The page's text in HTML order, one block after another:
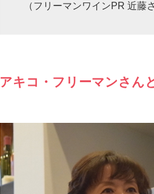
（フリーマンワインPR 近藤
アキコ・フリーマンさん